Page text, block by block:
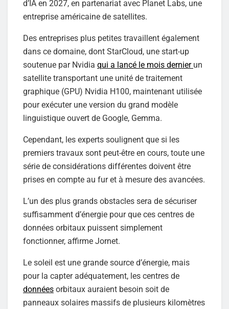
d’IA en 2027, en partenariat avec Planet Labs, une
entreprise américaine de satellites.
Des entreprises plus petites travaillent également
dans ce domaine, dont StarCloud, une start-up
soutenue par Nvidia qui a lancé le mois dernier un
satellite transportant une unité de traitement
graphique (GPU) Nvidia H100, maintenant utilisée
pour exécuter une version du grand modèle
linguistique ouvert de Google, Gemma.
Cependant, les experts soulignent que si les
premiers travaux sont peut-être en cours, toute une
série de considérations différentes doivent être
prises en compte au fur et à mesure des avancées.
L’un des plus grands obstacles sera de sécuriser
suffisamment d’énergie pour que ces centres de
données orbitaux puissent simplement
fonctionner, affirme Jornet.
Le soleil est une grande source d’énergie, mais
pour la capter adéquatement, les centres de
données orbitaux auraient besoin soit de
panneaux solaires massifs de plusieurs kilomètres